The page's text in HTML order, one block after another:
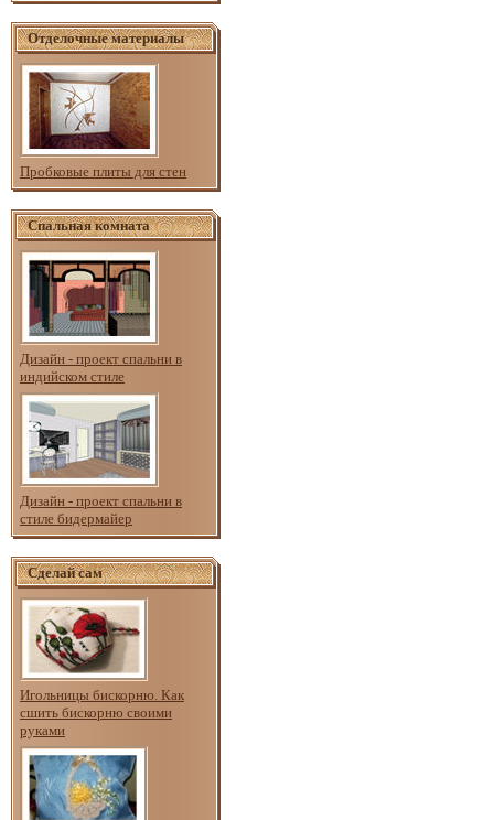
Отделочные материалы
Пробковые плиты для стен
Спальная комната
Дизайн - проект спальни в
индийском стиле
Дизайн - проект спальни в
стиле бидермайер
Сделай сам
Игольницы бискорню. Как
сшить бискорню своими
руками